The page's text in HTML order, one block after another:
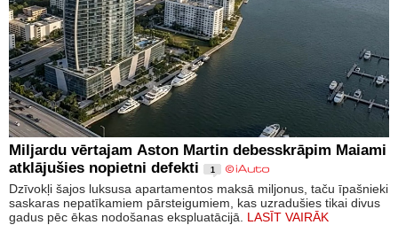
Miljardu vērtajam Aston Martin debesskrāpim Maiami
atklājušies nopietni defekti
1
Dzīvokļi šajos luksusa apartamentos maksā miljonus, taču īpašnieki
saskaras nepatīkamiem pārsteigumiem, kas uzradušies tikai divus
gadus pēc ēkas nodošanas ekspluatācijā. LASĪT VAIRĀK